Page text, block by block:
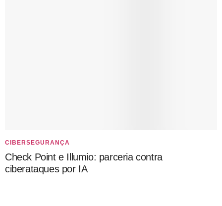
CIBERSEGURANÇA
Check Point e Illumio: parceria contra
ciberataques por IA